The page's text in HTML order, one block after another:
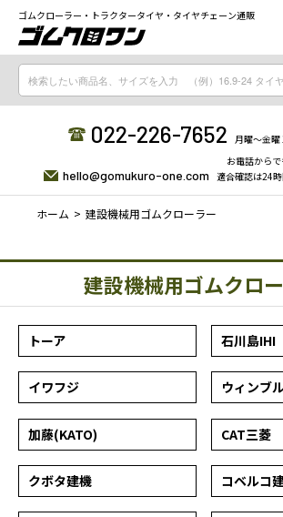
ゴムクローラー・トラクタータイヤ・タイヤチェーン通販
022-226-7652 月曜〜金
hello@gomukuro-one.com
お電話から
適合確認は24
ホーム 建設機械用ゴムクローラー
建設機械用ゴムクロ
トーア 石川島IHI
イワフジ ウィンブ
加藤(KATO) CAT三菱
クボタ建機 コベルコ